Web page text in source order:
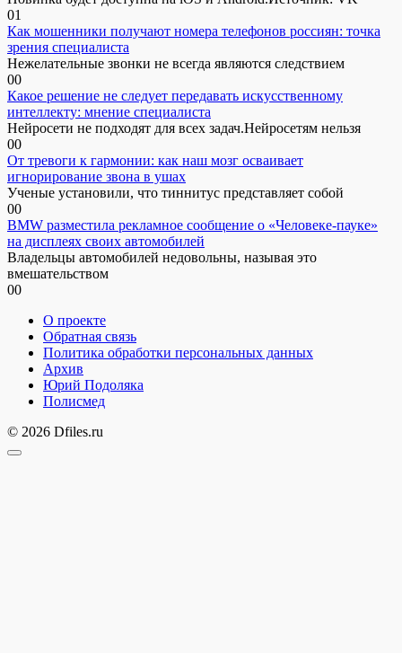
01
Как мошенники получают номера телефонов россиян: точка
зрения специалиста
Нежелательные звонки не всегда являются следствием
00
Какое решение не следует передавать искусственному
интеллекту: мнение специалиста
Нейросети не подходят для всех задач.Нейросетям нельзя
00
От тревоги к гармонии: как наш мозг осваивает
игнорирование звона в ушах
Ученые установили, что тиннитус представляет собой
00
BMW разместила рекламное сообщение о «Человеке-пауке»
на дисплеях своих автомобилей
Владельцы автомобилей недовольны, называя это
вмешательством
00
О проекте
Обратная связь
Политика обработки персональных данных
Архив
Юрий Подоляка
Полисмед
© 2026 Dfiles.ru